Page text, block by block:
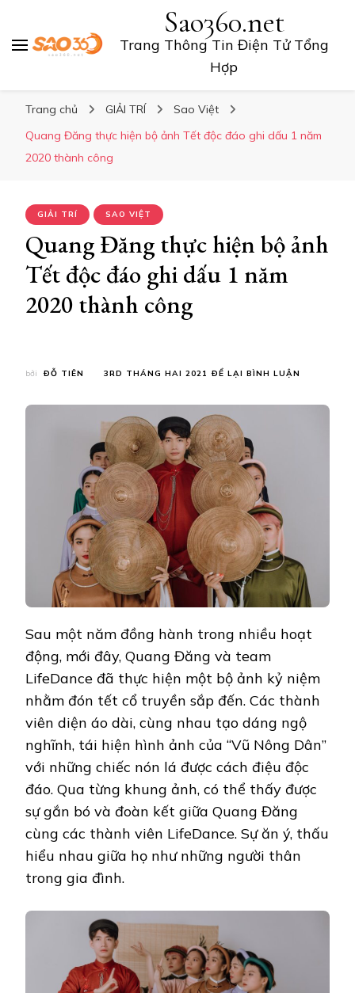
Sao360.net
Trang Thông Tin Điện Tử Tổng
Hợp
Trang chủ GIẢI TRÍ
Sao Việt
Quang Đăng thực hiện bộ ảnh Tết độc đáo ghi dấu 1 năm
2020 thành công
GIẢI TRÍ SAO VIỆT
Quang Đăng thực hiện bộ ảnh
Tết độc đáo ghi dấu 1 năm
2020 thành công
bởi ĐỖ TIÊN 3RD THÁNG HAI 2021 ĐỂ LẠI BÌNH LUẬN
2020
THÀNH
CÔNG
Sau một năm đồng hành trong nhiều hoạt
động, mới đây, Quang Đăng và team
LifeDance đã thực hiện một bộ ảnh kỷ niệm
nhằm đón tết cổ truyền sắp đến. Các thành
viên diện áo dài, cùng nhau tạo dáng ngộ
nghĩnh, tái hiện hình ảnh của “Vũ Nông Dân”
với những chiếc nón lá được cách điệu độc
đáo. Qua từng khung ảnh, có thể thấy được
sự gắn bó và đoàn kết giữa Quang Đăng
cùng các thành viên LifeDance. Sự ăn ý, thấu
hiểu nhau giữa họ như những người thân
trong gia đình.